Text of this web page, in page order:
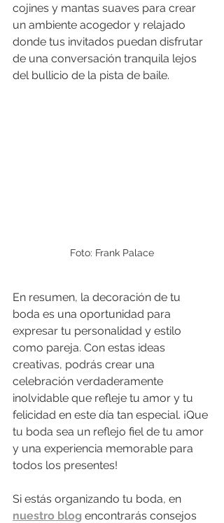
cojines y mantas suaves para crear
un ambiente acogedor y relajado
donde tus invitados puedan disfrutar
de una conversación tranquila lejos
del bullicio de la pista de baile.
Foto: Frank Palace
En resumen, la decoración de tu
boda es una oportunidad para
expresar tu personalidad y estilo
como pareja. Con estas ideas
creativas, podrás crear una
celebración verdaderamente
inolvidable que refleje tu amor y tu
felicidad en este día tan especial. ¡Que
tu boda sea un reflejo fiel de tu amor
y una experiencia memorable para
todos los presentes!
Si estás organizando tu boda, en
nuestro blog encontrarás consejos